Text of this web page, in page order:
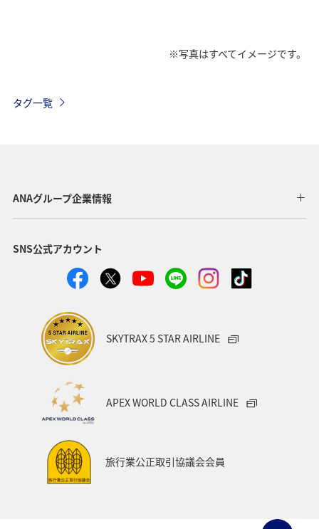
※写真はすべてイメージです。
タグ一覧
ANAグループ企業情報
SNS公式アカウント
SKYTRAX 5 STAR AIRLINE
APEX WORLD CLASS AIRLINE
旅行業公正取引協議会会員